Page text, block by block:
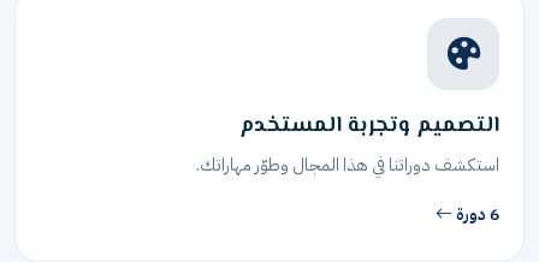
التصميم وتجربة المستخدم
استكشف دوراتنا في هذا المجال وطوّر مهاراتك.